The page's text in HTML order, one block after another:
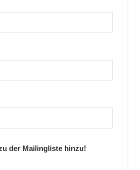
der Mailingliste hinzu!